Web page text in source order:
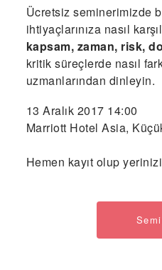
Ücretsiz seminerimizde
ihtiyaçlarınıza nasıl
kapsam, zaman, risk,
kritik süreçlerde nasıl
uzmanlarından dinleyin.
13 Aralık 2017 14:00
Marriott Hotel Asia,
Hemen kayıt olup yerinizi